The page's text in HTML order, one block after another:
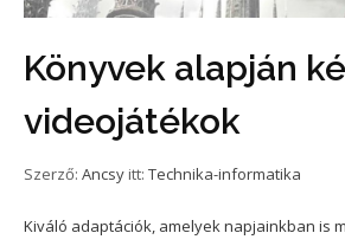
Könyvek alapján
videojátékok
Szerző: Ancsy itt: Technika-informatika
Kiváló adaptációk, amelyek napjainkban is